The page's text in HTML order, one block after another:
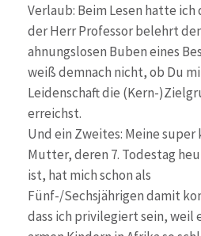
Verlaub: Beim Lesen hatte ich
der Herr Professor belehrt
ahnungslosen Buben eines
weiß demnach nicht, ob Du
Leidenschaft die (Kern-
erreichst.
Und ein Zweites: Meine super
Mutter, deren 7. Todestag
ist, hat mich schon als
Fünf-/Sechsjährigen damit
dass ich privilegiert sein, weil